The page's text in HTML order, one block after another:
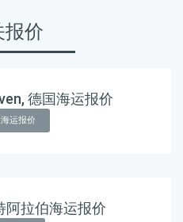
报价
德国海运报价
运报价
阿拉伯海运报价